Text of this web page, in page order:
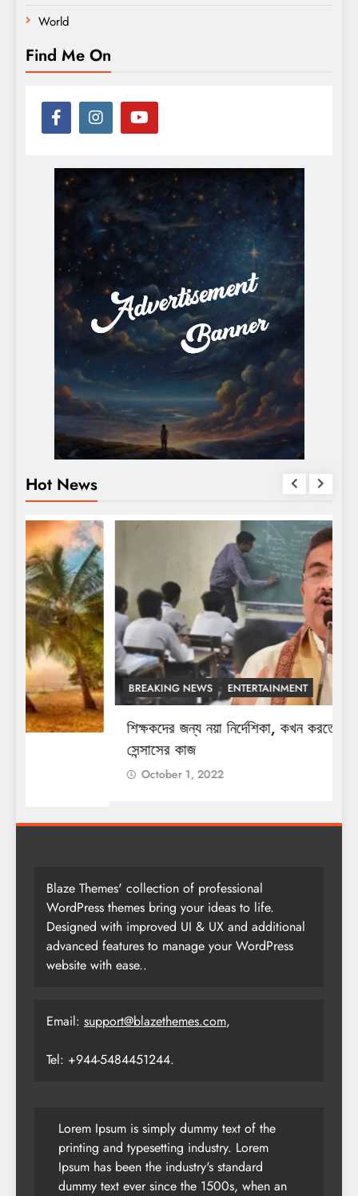
World
Find Me On
Hot News
BREAKING NEWS ENTERTAINMENT
শিক্ষকদের জন্য নয়া নির্দেশিকা, কখন করতে হবে
October 1, 2022
Blaze Themes' collection of professional
WordPress themes bring your ideas to life.
Designed with improved UI & UX and additional
advanced features to manage your WordPress
website with ease..
Email: support@blazethemes.com,
Tel: +944-5484451244.
Lorem Ipsum is simply dummy text of the
printing and typesetting industry. Lorem
Ipsum has been the industry's standard
dummy text ever since the 1500s, when an